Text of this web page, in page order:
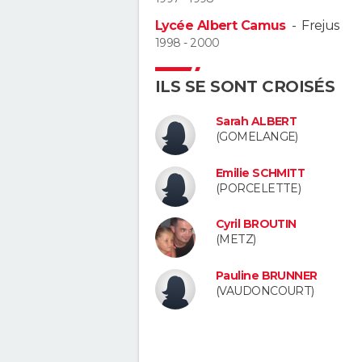
Lycée Albert Camus- Frejus
1998 - 2000
ILS SE SONT CROISÉS
Sarah ALBERT
(GOMELANGE)
Emilie SCHMITT
(PORCELETTE)
Cyril BROUTIN
(METZ)
Pauline BRUNNER
(VAUDONCOURT)